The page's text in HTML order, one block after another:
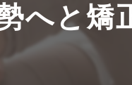
へと矯